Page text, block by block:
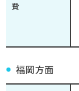
費
福岡方面